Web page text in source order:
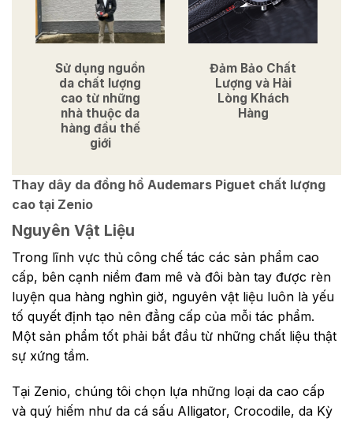
Sử dụng nguồn
da chất lượng
cao từ những
nhà thuộc da
hàng đầu thế
giới
Đảm Bảo Chất
Lượng và Hài
Lòng Khách
Hàng
Thay dây da đồng hồ Audemars Piguet chất lượng
cao tại Zenio
Nguyên Vật Liệu
Trong lĩnh vực thủ công chế tác các sản phẩm cao
cấp, bên cạnh niềm đam mê và đôi bàn tay được rèn
luyện qua hàng nghìn giờ, nguyên vật liệu luôn là yếu
tố quyết định tạo nên đẳng cấp của mỗi tác phẩm.
Một sản phẩm tốt phải bắt đầu từ những chất liệu thật
sự xứng tầm.
Tại Zenio, chúng tôi chọn lựa những loại da cao cấp
và quý hiếm như da cá sấu Alligator, Crocodile, da Kỳ